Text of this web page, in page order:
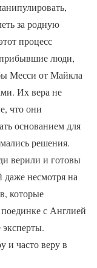
за родную
процесс
люди,
Месси от Майкла
Их вера не
что они
основанием для
решения.
верили и готовы
даже несмотря на
которые
с Англией
и часто веру в